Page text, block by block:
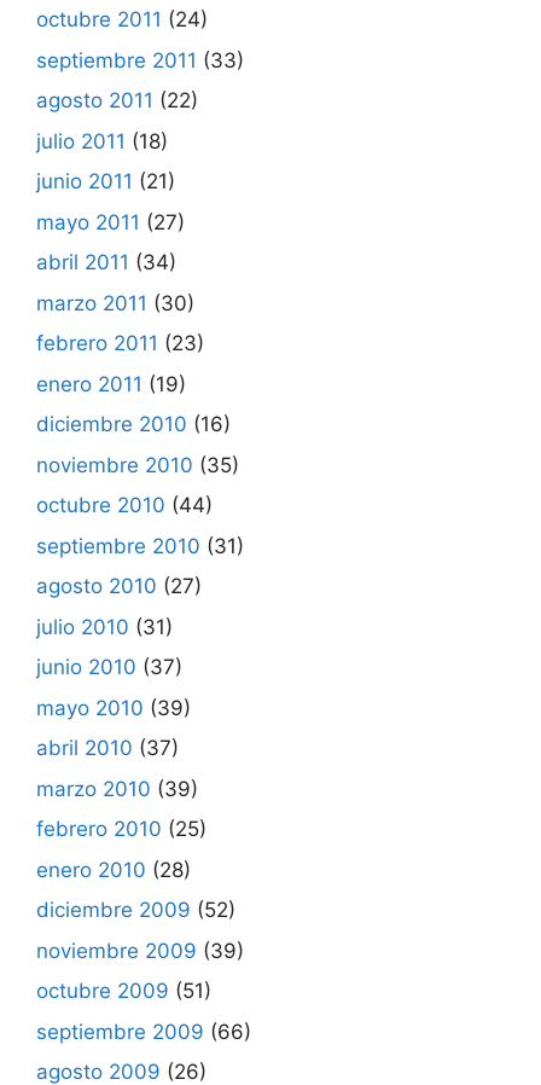
octubre 2011 (24)
septiembre 2011 (33)
agosto 2011 (22)
julio 2011 (18)
junio 2011 (21)
mayo 2011 (27)
abril 2011 (34)
marzo 2011 (30)
febrero 2011 (23)
enero 2011 (19)
diciembre 2010 (16)
noviembre 2010 (35)
octubre 2010 (44)
septiembre 2010 (31)
agosto 2010 (27)
julio 2010 (31)
junio 2010 (37)
mayo 2010 (39)
abril 2010 (37)
marzo 2010 (39)
febrero 2010 (25)
enero 2010 (28)
diciembre 2009 (52)
noviembre 2009 (39)
octubre 2009 (51)
septiembre 2009 (66)
agosto 2009 (26)